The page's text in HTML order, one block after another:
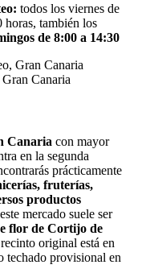
todos los viernes de
horas, también los
de 8:00 a 14:30
Canaria
Canaria con mayor
en la segunda
prácticamente
fruterías,
productos
mercado suele ser
flor de Cortijo de
original está en
techado provisional en